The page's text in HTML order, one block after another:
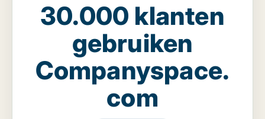
30.000 klanten
gebruiken
Companyspace.
com